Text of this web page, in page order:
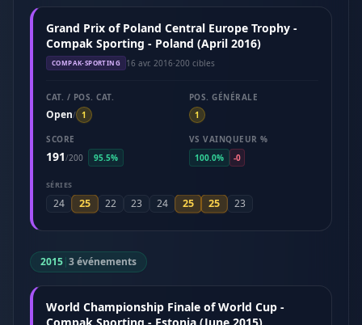
Grand Prix of Poland Central Europe Trophy -
Compak Sporting - Poland (April 2016)
COMPAK-SPORTING 16 avr. 2016·200 cibles
CAT. / POS. CAT.
Open/ 1
POS. GÉNÉRALE
1
SCORE
191/200 95.5%
VS VAINQUEUR %
100.0%
-0
SÉRIES
24 25 22 23 24 25 25 23
2015|3 événements
World Championship Finale of World Cup -